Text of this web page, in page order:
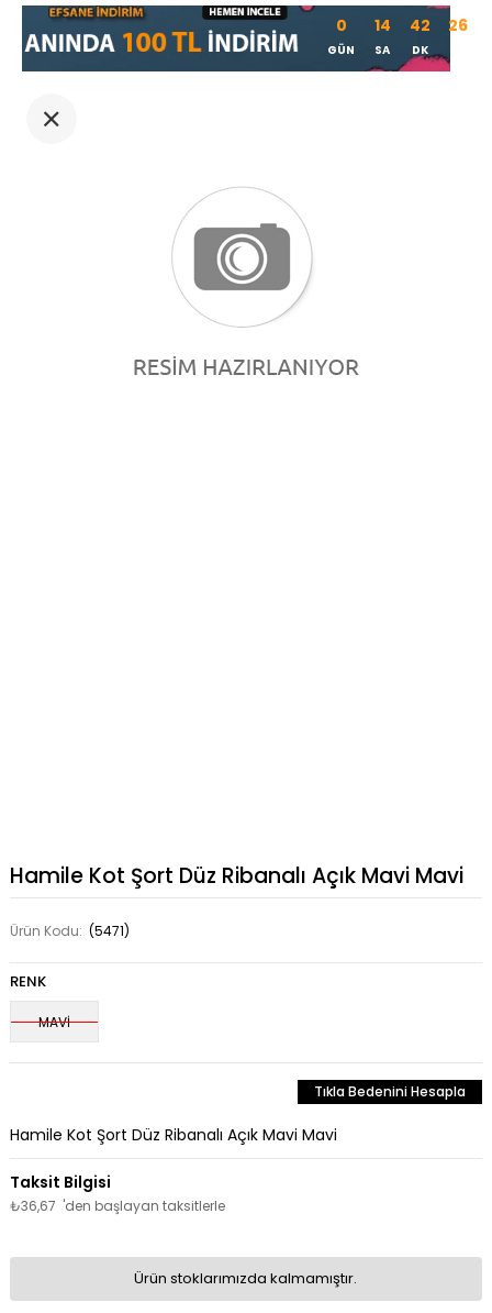
0
GÜN
14
SA
42
DK
26
Hamile Kot Şort Düz Ribanalı Açık Mavi Mavi
Ürün Kodu: (5471)
RENK
MAVİ
Tıkla Bedenini Hesapla
Hamile Kot Şort Düz Ribanalı Açık Mavi Mavi
₺36,67 'den başlayan taksitlerle
Ürün stoklarımızda kalmamıştır.